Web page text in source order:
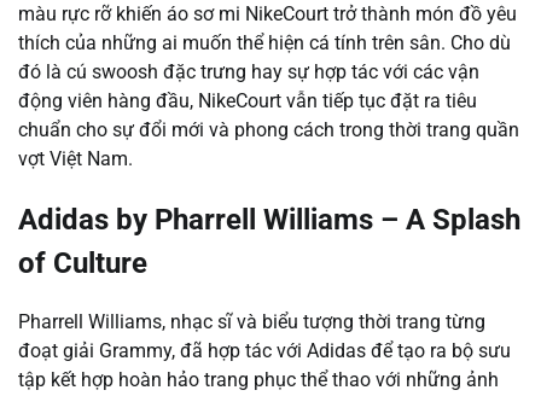
màu rực rỡ khiến áo sơ mi NikeCourt trở thành món đồ yêu
thích của những ai muốn thể hiện cá tính trên sân. Cho dù
đó là cú swoosh đặc trưng hay sự hợp tác với các vận
động viên hàng đầu, NikeCourt vẫn tiếp tục đặt ra tiêu
chuẩn cho sự đổi mới và phong cách trong thời trang quần
vợt Việt Nam.
Adidas by Pharrell Williams – A Splash
of Culture
Pharrell Williams, nhạc sĩ và biểu tượng thời trang từng
đoạt giải Grammy, đã hợp tác với Adidas để tạo ra bộ sưu
tập kết hợp hoàn hảo trang phục thể thao với những ảnh